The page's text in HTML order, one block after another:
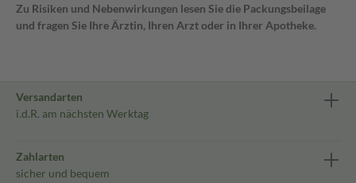
Zu Risiken und Nebenwirkungen lesen Sie die Packungsbeilage
und fragen Sie Ihre Ärztin, Ihren Arzt oder in Ihrer Apotheke.
Versandarten
i.d.R. am nächsten Werktag
Zahlarten
sicher und bequem